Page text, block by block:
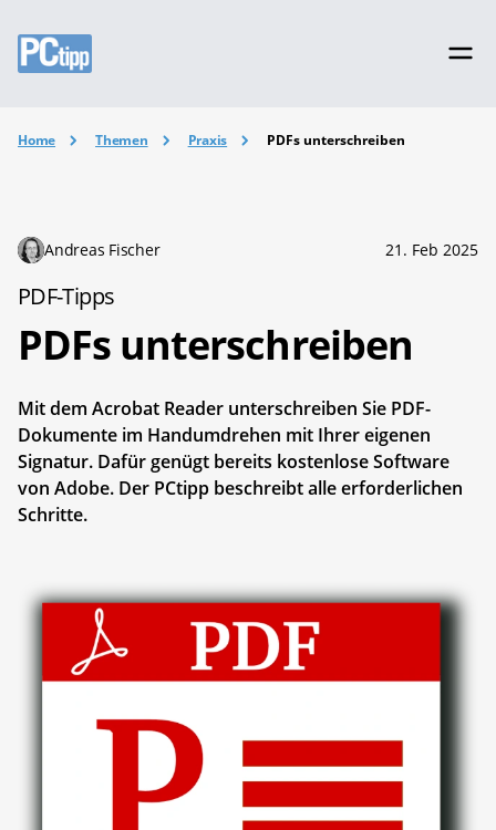
Home Themen Praxis PDFs unterschreiben
Andreas Fischer 21. Feb 2025
PDF-Tipps
PDFs unterschreiben
Mit dem Acrobat Reader unterschreiben Sie PDF-
Dokumente im Handumdrehen mit Ihrer eigenen
Signatur. Dafür genügt bereits kostenlose Software
von Adobe. Der PCtipp beschreibt alle erforderlichen
Schritte.